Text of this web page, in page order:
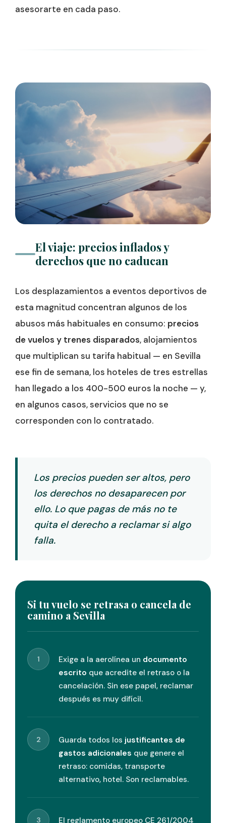
asesorarte en cada paso.
El viaje: precios inflados y
derechos que no caducan
Los desplazamientos a eventos deportivos de
esta magnitud concentran algunos de los
abusos más habituales en consumo: precios
de vuelos y trenes disparados, alojamientos
que multiplican su tarifa habitual — en Sevilla
ese fin de semana, los hoteles de tres estrellas
han llegado a los 400-500 euros la noche — y,
en algunos casos, servicios que no se
corresponden con lo contratado.
Los precios pueden ser altos, pero
los derechos no desaparecen por
ello. Lo que pagas de más no te
quita el derecho a reclamar si algo
falla.
Si tu vuelo se retrasa o cancela de
camino a Sevilla
1 Exige a la aerolínea un documento
escrito que acredite el retraso o la
cancelación. Sin ese papel, reclamar
después es muy difícil.
2 Guarda todos los justificantes de
gastos adicionales que genere el
retraso: comidas, transporte
alternativo, hotel. Son reclamables.
3 El reglamento europeo CE 261/2004